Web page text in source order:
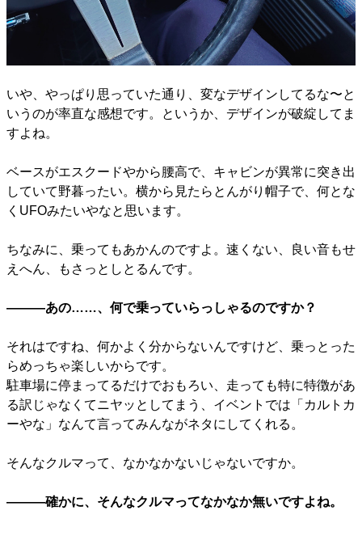
いや、やっぱり思っていた通り、変なデザインしてるな〜と
いうのが率直な感想です。というか、デザインが破綻してま
すよね。
ベースがエスクードやから腰高で、キャビンが異常に突き出
していて野暮ったい。横から見たらとんがり帽子で、何とな
くUFOみたいやなと思います。
ちなみに、乗ってもあかんのですよ。速くない、良い音もせ
えへん、もさっとしとるんです。
―――あの……、何で乗っていらっしゃるのですか？
それはですね、何かよく分からないんですけど、乗っとった
らめっちゃ楽しいからです。
駐車場に停まってるだけでおもろい、走っても特に特徴があ
る訳じゃなくてニヤッとしてまう、イベントでは「カルトカ
ーやな」なんて言ってみんながネタにしてくれる。
そんなクルマって、なかなかないじゃないですか。
―――確かに、そんなクルマってなかなか無いですよね。